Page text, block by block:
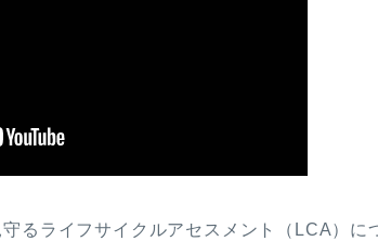
るライフサイクルアセスメント（ LCA）に